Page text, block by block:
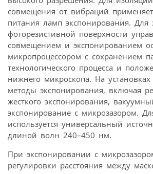
совмещения от вибраций
питания ламп экспонирования.
фоторезистивной поверхности
совмещением и экспонированием
микропроцессором с сохранением
технологического процесса и
нижнего микроскопа. На установках
методы экспонирования, включая
жесткого экспонирования,
экспонирование с микрозазором.
используется универсальный
длиной волн 240–450 нм.
При экспонировании с
регулировки расстояния между